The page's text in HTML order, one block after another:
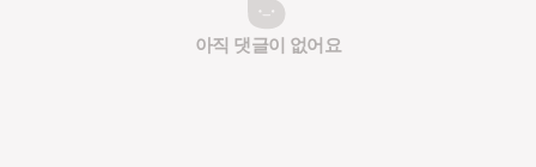
아직 댓글이 없어요